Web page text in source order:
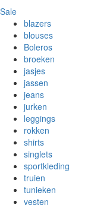
Sale
blazers
blouses
Boleros
broeken
jasjes
jassen
jeans
jurken
leggings
rokken
shirts
singlets
sportkleding
truien
tunieken
vesten